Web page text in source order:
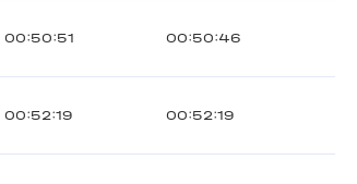
00:50:51 00:50:46
00:52:19 00:52:19